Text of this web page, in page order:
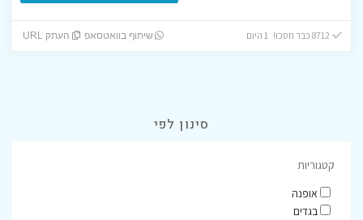
8712 כבר חסכו! 1 היום שיתוף בוואטסאפ העתק URL
סינון לפי
קטגוריות
אופנה
בגדים